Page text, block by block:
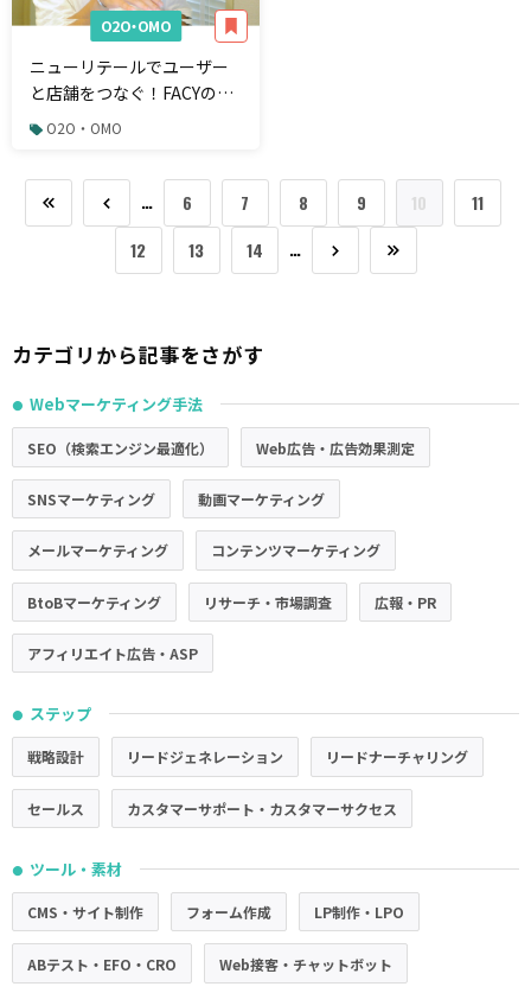
O2O・OMO
ニューリテールでユーザー
と店舗をつなぐ！FACYのサ
ービスとは
O2O・OMO
… 6 7 8 9 10
11
12
13 14 …
カテゴリから記事をさがす
● Webマーケティング手法
SEO（検索エンジン最適化） Web広告・広告効果測定
SNSマーケティング 動画マーケティング
メールマーケティング コンテンツマーケティング
BtoBマーケティング リサーチ・市場調査 広報・PR
アフィリエイト広告・ASP
● ステップ
戦略設計 リードジェネレーション リードナーチャリング
セールス カスタマーサポート・カスタマーサクセス
● ツール・素材
CMS・サイト制作 フォーム作成 LP制作・LPO
ABテスト・EFO・CRO Web接客・チャットボット